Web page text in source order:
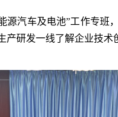
汽车及电池”工作专
研发一线了解企业技